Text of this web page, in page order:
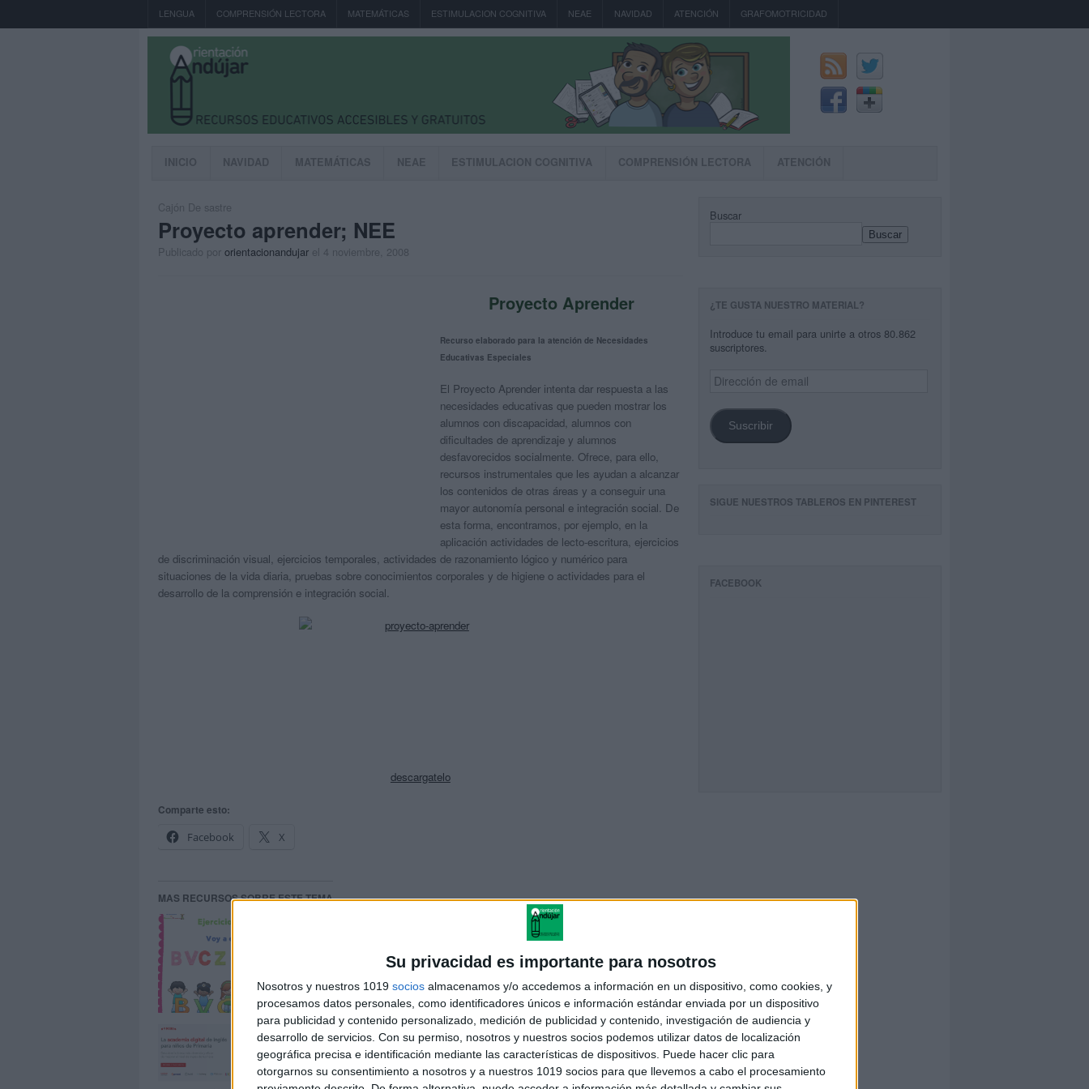
Su privacidad es importante para nosotros
Nosotros y nuestros 1019 socios almacenamos y/o accedemos a información en un dispositivo, como cookies, y
procesamos datos personales, como identificadores únicos e información estándar enviada por un dispositivo
para publicidad y contenido personalizado, medición de publicidad y contenido, investigación de audiencia y
desarrollo de servicios. Con su permiso, nosotros y nuestros socios podemos utilizar datos de localización
geográfica precisa e identificación mediante las características de dispositivos. Puede hacer clic para
otorgarnos su consentimiento a nosotros y a nuestros 1019 socios para que llevemos a cabo el procesamiento
LENGUA COMPRENSIÓN LECTORA MATEMÁTICAS ESTIMULACION COGNITIVA NEAE NAVIDAD ATENCIÓN GRAFOMOTRICIDAD
INICIO NAVIDAD MATEMÁTICAS NEAE ESTIMULACION COGNITIVA COMPRENSIÓN LECTORA ATENCIÓN
Cajón De sastre
Proyecto aprender; NEE
Publicado por orientacionandujar el 4 noviembre, 2008
Proyecto Aprender
Recurso elaborado para la atención de Necesidades
Educativas Especiales
El Proyecto Aprender intenta dar respuesta a las
necesidades educativas que pueden mostrar los
alumnos con discapacidad, alumnos con
dificultades de aprendizaje y alumnos
desfavorecidos socialmente. Ofrece, para ello,
recursos instrumentales que les ayudan a alcanzar
los contenidos de otras áreas y a conseguir una
mayor autonomía personal e integración social. De
esta forma, encontramos, por ejemplo, en la
aplicación actividades de lecto-escritura, ejercicios
de discriminación visual, ejercicios temporales, actividades de razonamiento lógico y numérico para
situaciones de la vida diaria, pruebas sobre conocimientos corporales y de higiene o actividades para el
desarrollo de la comprensión e integración social.
descargatelo
Comparte esto:
Facebook
X
MAS RECURSOS SOBRE ESTE TEMA
Ejercicios de Ortografía para Primaria
Historias Interactivas para Aprender Inglés en Primaria
Buscar
Buscar
¿TE GUSTA NUESTRO MATERIAL?
Introduce tu email para unirte a otros 80.862
suscriptores.
Dirección
de
Suscribir
SIGUE NUESTROS TABLEROS EN PINTEREST
FACEBOOK